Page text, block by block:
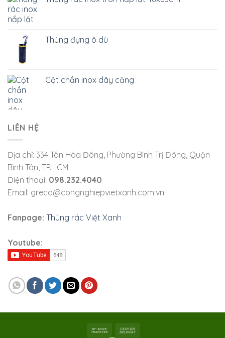
Thùng đựng ô dù
Cột chắn inox dây căng
LIÊN HỆ
Địa chỉ: 334 Tân Hòa Đông, Phường Bình Trị Đông, Quận
Bình Tân, TP.HCM
Điện thoại: 098.232.4040
Email: greco@congnghiepvietxanh.com.vn
Fanpage: Thùng rác Việt Xanh
Youtube: